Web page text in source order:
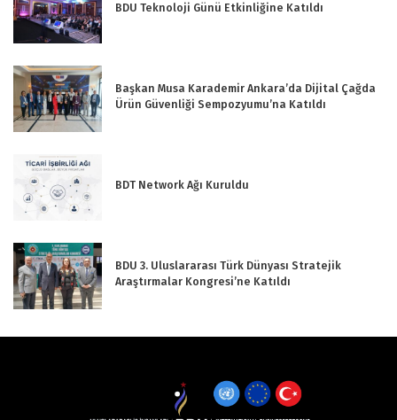
BDU Teknoloji Günü Etkinliğine Katıldı
Başkan Musa Karademir Ankara’da Dijital Çağda
Ürün Güvenliği Sempozyumu’na Katıldı
BDT Network Ağı Kuruldu
BDU 3. Uluslararası Türk Dünyası Stratejik
Araştırmalar Kongresi’ne Katıldı